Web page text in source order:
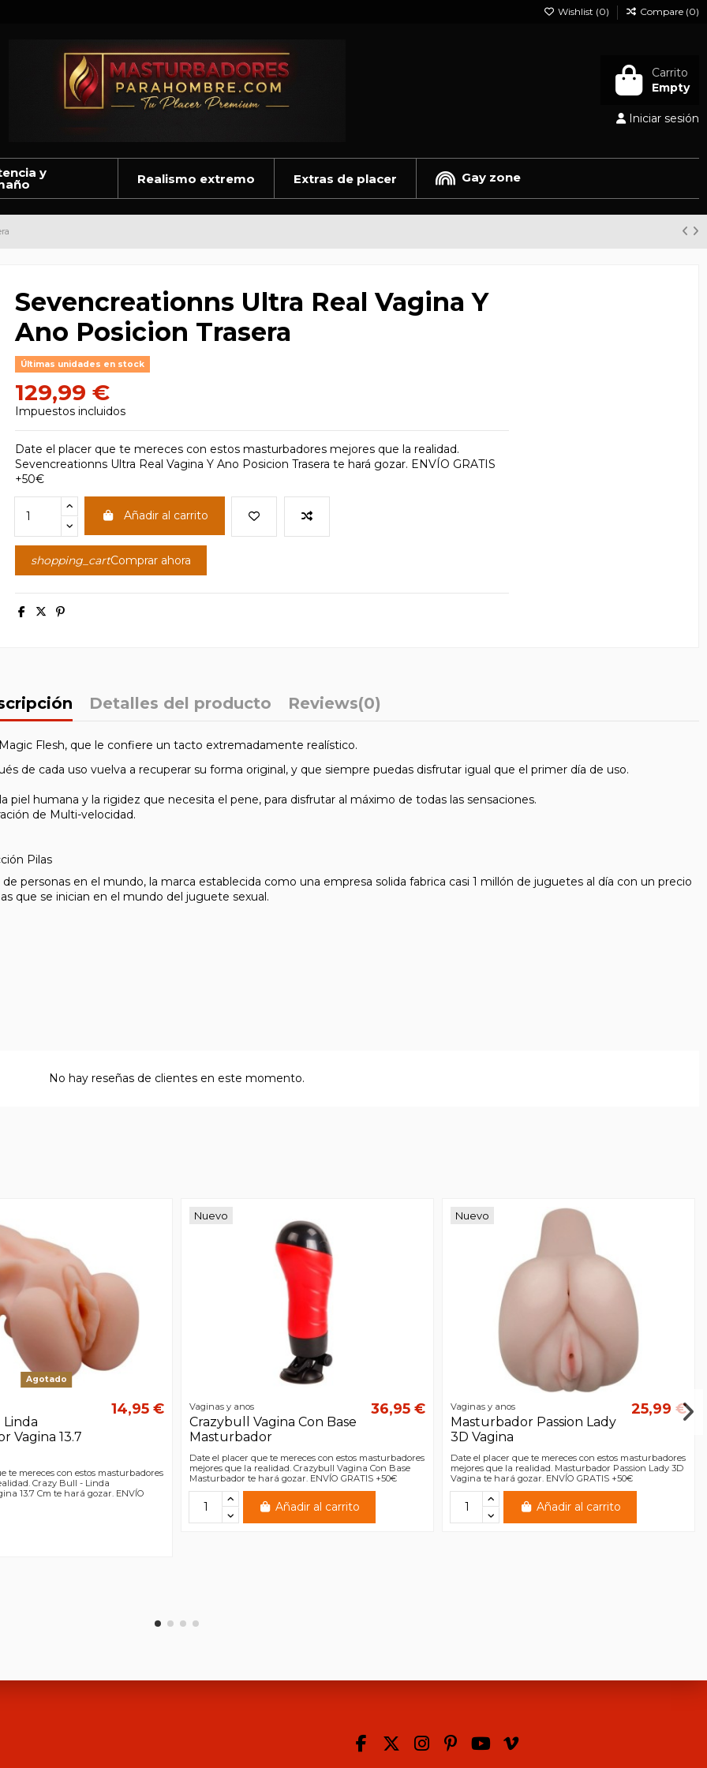
Wishlist (0) Compare (0)
Carrito
Empty
Iniciar sesión
y Realismo extremo Extras de placer Gay zone
Sevencreationns Ultra Real Vagina Y
Ano Posicion Trasera
Últimas unidades en stock
129,99 €
Impuestos incluidos
Date el placer que te mereces con estos masturbadores mejores que la realidad.
Sevencreationns Ultra Real Vagina Y Ano Posicion Trasera te hará gozar. ENVÍO GRATIS
+50€
Añadir al carrito
shopping_cartComprar ahora
Detalles del producto Reviews(0)
Flesh, que le confiere un tacto extremadamente realístico.
de cada uso vuelva a recuperar su forma original, y que siempre puedas disfrutar igual que el primer día de uso.
humana y la rigidez que necesita el pene, para disfrutar al máximo de todas las sensaciones.
de Multi-velocidad.
Pilas
personas en el mundo, la marca establecida como una empresa solida fabrica casi 1 millón de juguetes al día con un precio
que se inician en el mundo del juguete sexual.
No hay reseñas de clientes en este momento.
Agotado
Linda
Vagina 13.7
14,95 €
te mereces con estos masturbadores
Crazy Bull - Linda
13.7 Cm te hará gozar. ENVÍO
Nuevo
Vaginas y anos
Crazybull Vagina Con Base
Masturbador
36,95 €
Date el placer que te mereces con estos masturbadores
mejores que la realidad. Crazybull Vagina Con Base
Masturbador te hará gozar. ENVÍO GRATIS +50€
Añadir al carrito
Nuevo
Vaginas y anos
Masturbador Passion Lady
3D Vagina
25,99 €
Date el placer que te mereces con estos masturbadores
mejores que la realidad. Masturbador Passion Lady 3D
Vagina te hará gozar. ENVÍO GRATIS +50€
Añadir al carrito